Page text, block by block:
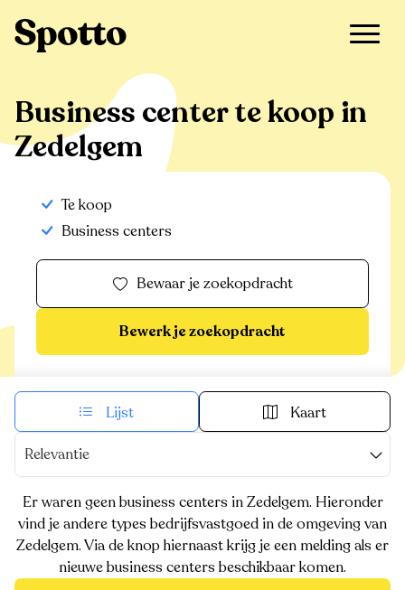
Zedelgem
Business center te koop in
Zedelgem
Te koop
Business centers
Bewaar je zoekopdracht
Bewerk je zoekopdracht
Lijst Kaart
Relevantie
Er waren geen business centers in Zedelgem. Hieronder
vind je andere types bedrijfsvastgoed in de omgeving van
Zedelgem. Via de knop hiernaast krijg je een melding als er
nieuwe business centers beschikbaar komen.